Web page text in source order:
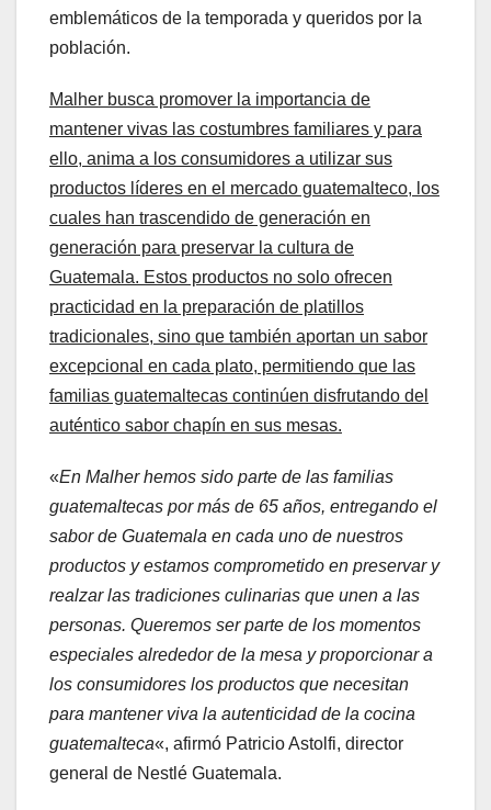
emblemáticos de la temporada y queridos por la
población.
Malher busca promover la importancia de
mantener vivas las costumbres familiares y para
ello, anima a los consumidores a utilizar sus
productos líderes en el mercado guatemalteco, los
cuales han trascendido de generación en
generación para preservar la cultura de
Guatemala. Estos productos no solo ofrecen
practicidad en la preparación de platillos
tradicionales, sino que también aportan un sabor
excepcional en cada plato, permitiendo que las
familias guatemaltecas continúen disfrutando del
auténtico sabor chapín en sus mesas.
«En Malher hemos sido parte de las familias
guatemaltecas por más de 65 años, entregando el
sabor de Guatemala en cada uno de nuestros
productos y estamos comprometido en preservar y
realzar las tradiciones culinarias que unen a las
personas. Queremos ser parte de los momentos
especiales alrededor de la mesa y proporcionar a
los consumidores los productos que necesitan
para mantener viva la autenticidad de la cocina
guatemalteca«, afirmó Patricio Astolfi, director
general de Nestlé Guatemala.